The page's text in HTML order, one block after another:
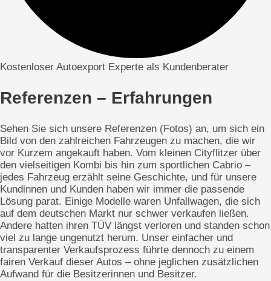
Kostenloser Autoexport Experte als Kundenberater
Referenzen – Erfahrungen
Sehen Sie sich unsere Referenzen (Fotos) an, um sich ein
Bild von den zahlreichen Fahrzeugen zu machen, die wir
vor Kurzem angekauft haben. Vom kleinen Cityflitzer über
den vielseitigen Kombi bis hin zum sportlichen Cabrio –
jedes Fahrzeug erzählt seine Geschichte, und für unsere
Kundinnen und Kunden haben wir immer die passende
Lösung parat. Einige Modelle waren Unfallwagen, die sich
auf dem deutschen Markt nur schwer verkaufen ließen.
Andere hatten ihren TÜV längst verloren und standen schon
viel zu lange ungenutzt herum. Unser einfacher und
transparenter Verkaufsprozess führte dennoch zu einem
fairen Verkauf dieser Autos – ohne jeglichen zusätzlichen
Aufwand für die Besitzerinnen und Besitzer.